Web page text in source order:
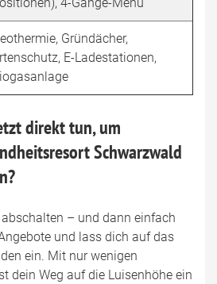
4-Gänge-Menü
Gründächer,
E-Ladestationen,
direkt tun, um
Schwarzwald
– und dann einfach
und lass dich auf das
ein. Mit nur wenigen
dein Weg auf die Luisenhöhe ein